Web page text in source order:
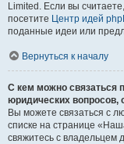
Limited. Если вы
посетите Центр идей
поданные идеи или
Вернуться к началу
С кем можно связаться
юридических вопросов,
Вы можете связаться с
списке на странице
свяжитесь с владельцем